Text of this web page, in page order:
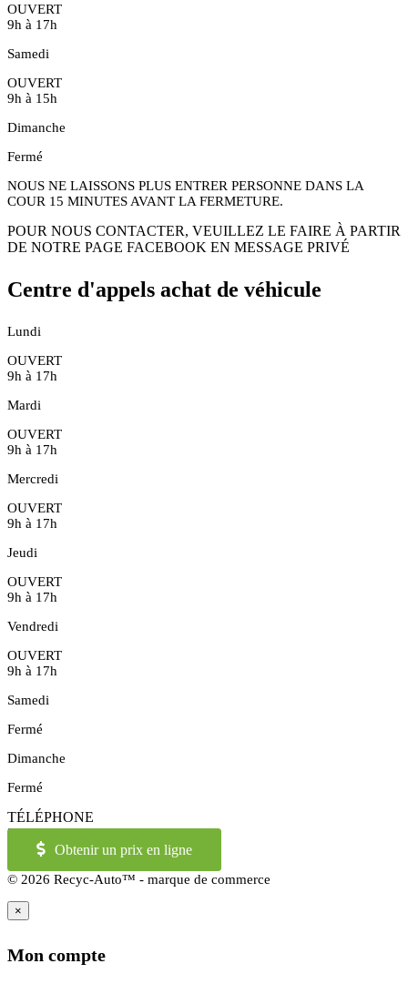
OUVERT
9h à 17h
Samedi
OUVERT
9h à 15h
Dimanche
Fermé
NOUS NE LAISSONS PLUS ENTRER PERSONNE DANS LA
COUR 15 MINUTES AVANT LA FERMETURE.
POUR NOUS CONTACTER, VEUILLEZ LE FAIRE À PARTIR
DE NOTRE PAGE FACEBOOK EN MESSAGE PRIVÉ
Centre d'appels achat de véhicule
Lundi
OUVERT
9h à 17h
Mardi
OUVERT
9h à 17h
Mercredi
OUVERT
9h à 17h
Jeudi
OUVERT
9h à 17h
Vendredi
OUVERT
9h à 17h
Samedi
Fermé
Dimanche
Fermé
TÉLÉPHONE
514-973-2886OU1-855-421-2886
Obtenir un prix en ligne
© 2026 Recyc-Auto™ - marque de commerce
×
Mon compte